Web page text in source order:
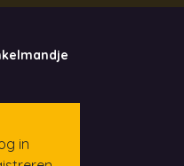
in